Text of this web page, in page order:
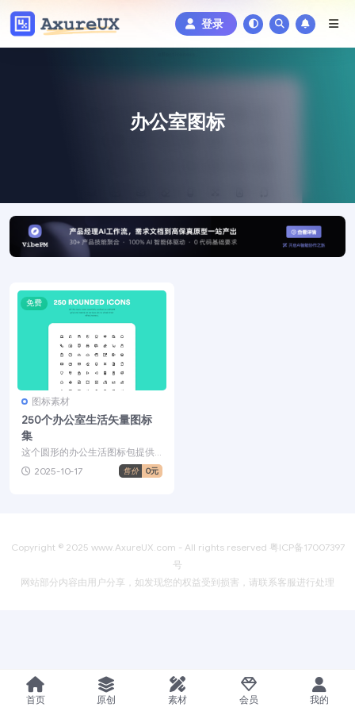
登录
办公室图标
免费
图标素材
250个办公室生活矢量图标
集
这个圆形的办公生活图标包提供
了一组与办公生活相关的很棒的
图标，您可以将其用于We...
2025-10-17 售价 0元
Copyright © 2025 www.AxureUX.com - All rights reserved 粤ICP备17007397
号
网站部分内容由用户分享，如发现您的权益受到损害，请联系客服进行处理
首页 原创 素材 会员 我的